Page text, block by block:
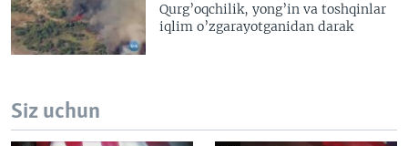
Qurg’oqchilik, yong’in va toshqinlar
iqlim o’zgarayotganidan darak
Siz uchun